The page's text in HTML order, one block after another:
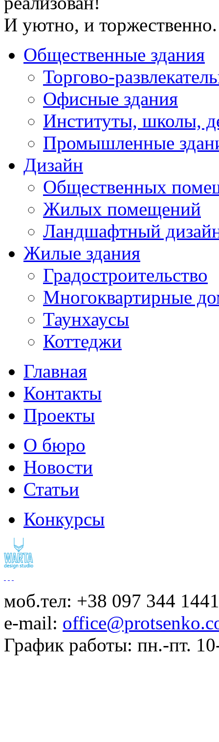
И уютно, и торжественно.
Общественные здания
Торгово-
Офисные здания
Институты, школы,
Промышленные
Дизайн
Общественных
Жилых помещений
Ландшафтный
Жилые здания
Градостроительство
Многоквартирные
Таунхаусы
Коттеджи
Главная
Контакты
Проекты
О бюро
Новости
Статьи
Конкурсы
моб.тел: +38 097 344 1441
e-mail:
График работы: пн.-пт.